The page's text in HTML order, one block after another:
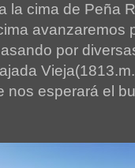
la cima de Peña
avanzaremos
por
nos esperará el